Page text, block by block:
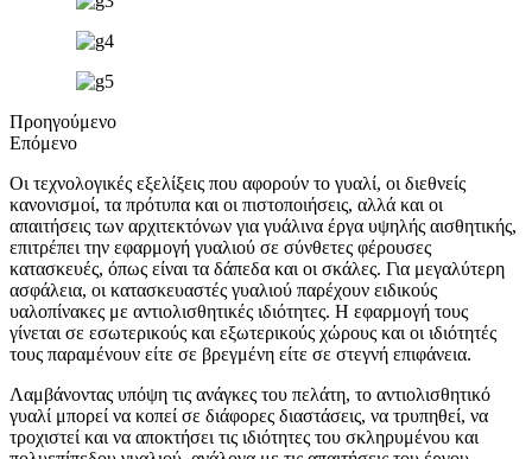
Προηγούμενο
Επόμενο
Οι τεχνολογικές εξελίξεις που αφορούν το γυαλί, οι διεθνείς
κανονισμοί, τα πρότυπα και οι πιστοποιήσεις, αλλά και οι
απαιτήσεις των αρχιτεκτόνων για γυάλινα έργα υψηλής αισθητικής,
επιτρέπει την εφαρμογή γυαλιού σε σύνθετες φέρουσες
κατασκευές, όπως είναι τα δάπεδα και οι σκάλες. Για μεγαλύτερη
ασφάλεια, οι κατασκευαστές γυαλιού παρέχουν ειδικούς
υαλοπίνακες με αντιολισθητικές ιδιότητες. Η εφαρμογή τους
γίνεται σε εσωτερικούς και εξωτερικούς χώρους και οι ιδιότητές
τους παραμένουν είτε σε βρεγμένη είτε σε στεγνή επιφάνεια.
Λαμβάνοντας υπόψη τις ανάγκες του πελάτη, το αντιολισθητικό
γυαλί μπορεί να κοπεί σε διάφορες διαστάσεις, να τρυπηθεί, να
τροχιστεί και να αποκτήσει τις ιδιότητες του σκληρυμένου και